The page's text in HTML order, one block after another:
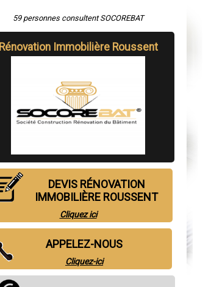
59 personnes consultent SOCOREBAT
Rénovation Immobilière Roussent
DEVIS RÉNOVATION
IMMOBILIÈRE ROUSSENT
Cliquez ici
APPELEZ-NOUS
Cliquez-ici